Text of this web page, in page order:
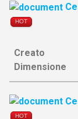
HOT
Creato
Dimensione
HOT